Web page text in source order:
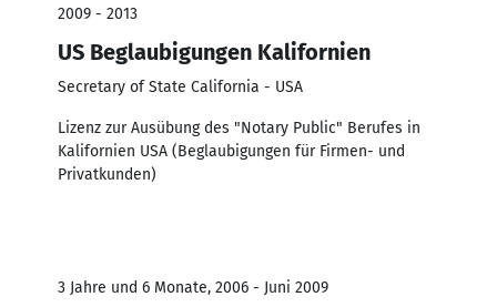
2009 - 2013
US Beglaubigungen Kalifornien
Secretary of State California - USA
Lizenz zur Ausübung des "Notary Public" Berufes in
Kalifornien USA (Beglaubigungen für Firmen- und
Privatkunden)
3 Jahre und 6 Monate, 2006 - Juni 2009